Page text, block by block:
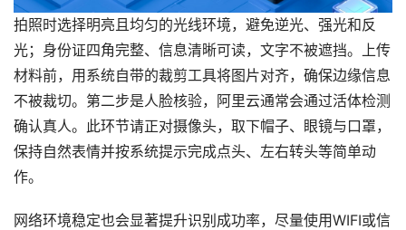
拍照时选择明亮且均匀的光线环境，避免逆光、强光和反
光；身份证四角完整、信息清晰可读，文字不被遮挡。上传
材料前，用系统自带的裁剪工具将图片对齐，确保边缘信息
不被裁切。第二步是人脸核验，阿里云通常会通过活体检测
确认真人。此环节请正对摄像头，取下帽子、眼镜与口罩，
保持自然表情并按系统提示完成点头、左右转头等简单动
作。
网络环境稳定也会显著提升识别成功率，尽量使用WIFI或信